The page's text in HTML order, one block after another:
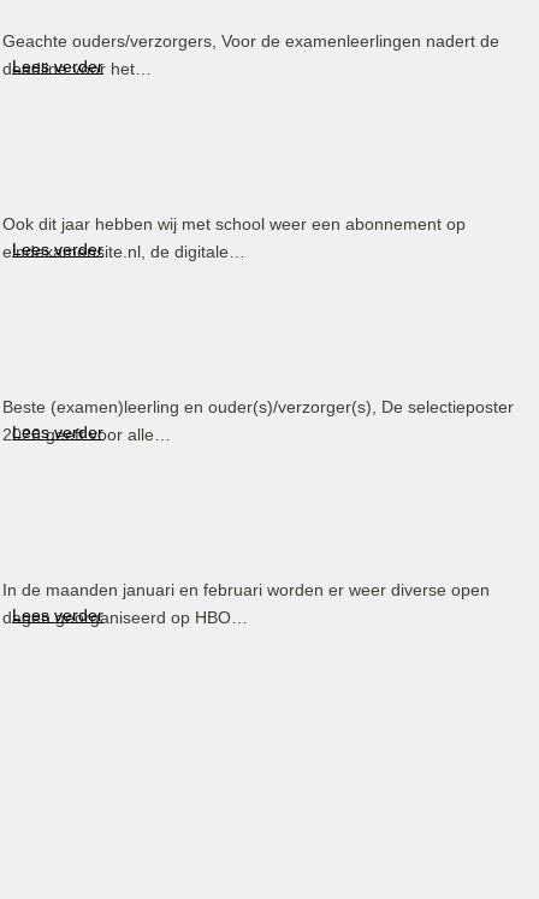
Geachte ouders/verzorgers, Voor de examenleerlingen nadert de
deadline voor het…
Lees verder
Ook dit jaar hebben wij met school weer een abonnement op
eindexamensite.nl, de digitale…
Lees verder
Beste (examen)leerling en ouder(s)/verzorger(s), De selectieposter
2026 geeft voor alle…
Lees verder
In de maanden januari en februari worden er weer diverse open
dagen georganiseerd op HBO…
Lees verder